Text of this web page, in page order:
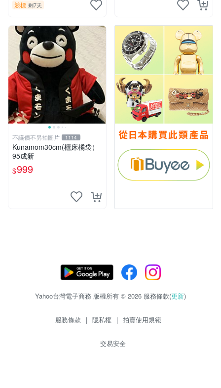
競標 剩7天
不議價不另拍圖片 1114
Kunamom30cm(櫃床橘袋）
95成新
$999
Yahoo台灣電子商務 版權所有 © 2026 服務條款(更新)
服務條款 | 隱私權 | 拍賣使用規範
交易安全